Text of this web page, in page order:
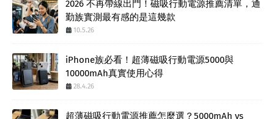
2026 不再帶線出門！磁吸行動電源推薦清單，通
勤族實測最有感的是這幾款
10.5.26
iPhone族必看！超薄磁吸行動電源5000與
10000mAh真實使用心得
28.4.26
超薄磁吸行動電源推薦怎麼選？5000mAh vs